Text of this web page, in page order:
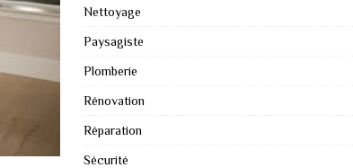
Nettoyage
Paysagiste
Plomberie
Rénovation
Réparation
Sécurité